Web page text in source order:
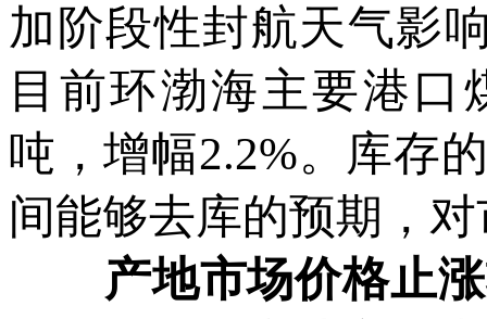
加阶段性封航天气影
目前环渤海主要港口
吨，增幅2.2%。库存
间能够去库的预期，
产地市场价格止